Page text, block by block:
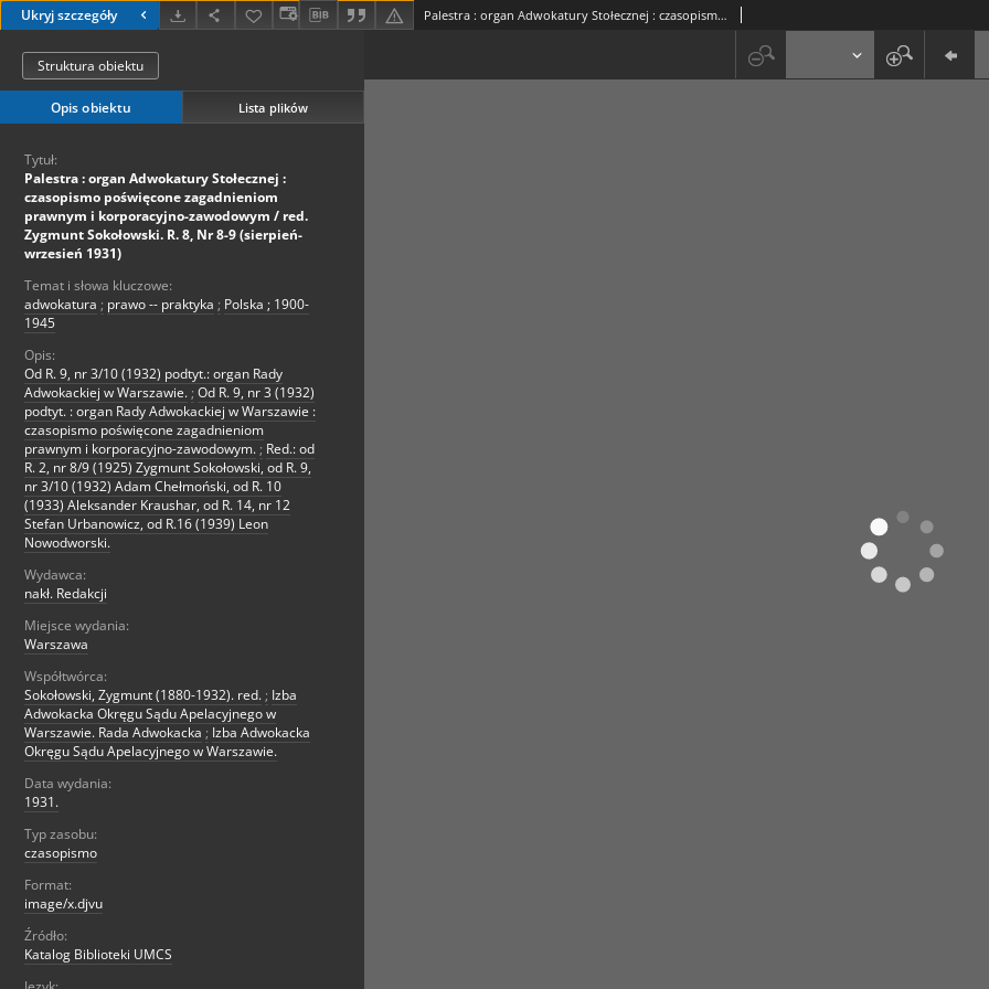
Ukryj szczegóły Palestra : organ Adwokatury Stołecznej : czasopismo poświęcone zagadnieniom prawnym i korporacyjno-zawodowym / red. Zygmunt Sokołowski. R. 8, Nr 8-9 (sierpień-wrzesień 1931)
Struktura obiektu
Opis obiektu Lista plików
Tytuł:
Palestra : organ Adwokatury Stołecznej :
czasopismo poświęcone zagadnieniom
prawnym i korporacyjno-zawodowym / red.
Zygmunt Sokołowski. R. 8, Nr 8-9 (sierpień-
wrzesień 1931)
Temat i słowa kluczowe:
adwokatura ; prawo -- praktyka ; Polska ; 1900-
1945
Opis:
Od R. 9, nr 3/10 (1932) podtyt.: organ Rady
Adwokackiej w Warszawie. ; Od R. 9, nr 3 (1932)
podtyt. : organ Rady Adwokackiej w Warszawie :
czasopismo poświęcone zagadnieniom
prawnym i korporacyjno-zawodowym. ; Red.: od
R. 2, nr 8/9 (1925) Zygmunt Sokołowski, od R. 9,
nr 3/10 (1932) Adam Chełmoński, od R. 10
(1933) Aleksander Kraushar, od R. 14, nr 12
Stefan Urbanowicz, od R.16 (1939) Leon
Nowodworski.
Wydawca:
nakł. Redakcji
Miejsce wydania:
Warszawa
Współtwórca:
Sokołowski, Zygmunt (1880-1932). red. ; Izba
Adwokacka Okręgu Sądu Apelacyjnego w
Warszawie. Rada Adwokacka ; Izba Adwokacka
Okręgu Sądu Apelacyjnego w Warszawie.
Data wydania:
1931.
Typ zasobu:
czasopismo
Format:
image/x.djvu
Źródło:
Katalog Biblioteki UMCS